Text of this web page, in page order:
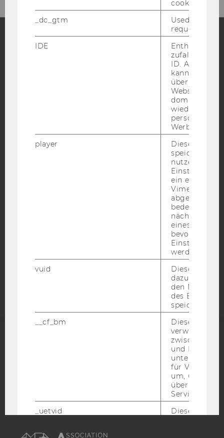
Blog
Bluesky
BARRIEREFREIHEITSERKLÄRUNG WEBSEITE
DATENSCHUTZERKLÄRUNG SOCIAL MEDIA
STUDIENBEWERBER*INNEN UND STUDIERENDE
Barrierefreiheitserklärung
cookie.
_dc_gtm
Used to
request rate.
IDE
Enthält eine
ID. Anhand
kann Google
über
Websites
Werbung
player
Dieses Cookie
speichert
ein
Vimeo-Video
abgespielt
bedeutet,
nächsten
eines Vimeo-
bevorzugten
werden.
vuid
Dieser
dazu
den
des
speichern.
__cf_bm
Dieses
verwendet,
zwischen
und Bots zu
für Vimeo
um, um
über die
Service zu
_uetvid
Dieses